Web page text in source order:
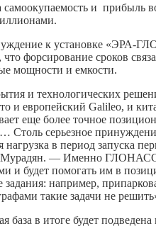
и прибыль
к установке «ЭРА-
форсирование сроков
мощности и емкости.
и технологических
и европейский Galileo, и
еще более точное
Столь серьезное
нагрузка в период запуска
— Именно ГЛОНАСС,
и будет помогать им в
задания: например,
такие задачи не
база в итоге будет